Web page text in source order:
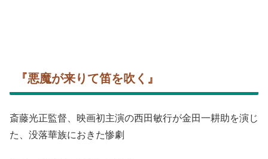
『悪魔が来りて笛を吹く』
斎藤光正監督、映画初主演の西田敏行が金田一耕助を演じ
た、没落華族におきた惨劇